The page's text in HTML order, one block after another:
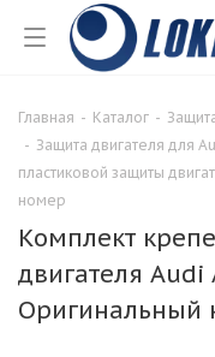
Главная - Каталог -
- Защита двигателя для
пластиковой защиты
номер
Комплект
двигателя Audi
Оригинальный